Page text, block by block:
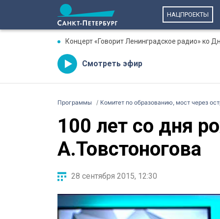
НАЦПРОЕКТЫ
Концерт «Говорит Ленинградское радио» ко
Смотреть эфир
Программы Комитет по образованию, мост через
100 лет со дня
А.Товстоногова
28 сентября 2015, 12:30